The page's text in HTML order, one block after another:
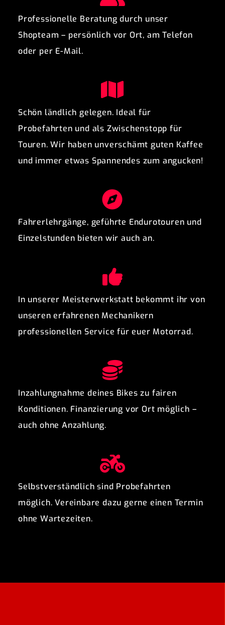
Professionelle Beratung durch unser
Shopteam – persönlich vor Ort, am Telefon
oder per E-Mail.
Schön ländlich gelegen. Ideal für
Probefahrten und als Zwischenstopp für
Touren. Wir haben unverschämt guten Kaffee
und immer etwas Spannendes zum angucken!
Fahrerlehrgänge, geführte Endurotouren und
Einzelstunden bieten wir auch an.
In unserer Meisterwerkstatt bekommt ihr von
unseren erfahrenen Mechanikern
professionellen Service für euer Motorrad.
Inzahlungnahme deines Bikes zu fairen
Konditionen. Finanzierung vor Ort möglich –
auch ohne Anzahlung.
Selbstverständlich sind Probefahrten
möglich. Vereinbare dazu gerne einen Termin
ohne Wartezeiten.